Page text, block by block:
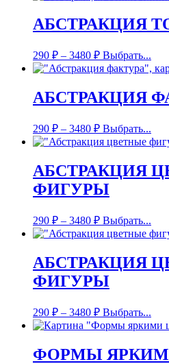
АБСТРАКЦИЯ
290 ₽ – 3480 ₽ Выбрать...
АБСТРАКЦИЯ
290 ₽ – 3480 ₽ Выбрать...
АБСТРАКЦИЯ
ФИГУРЫ
290 ₽ – 3480 ₽ Выбрать...
АБСТРАКЦИЯ
ФИГУРЫ
290 ₽ – 3480 ₽ Выбрать...
ФОРМЫ